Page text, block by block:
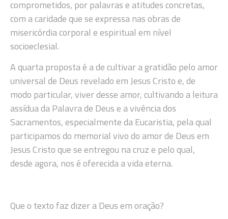
comprometidos, por palavras e atitudes concretas,
com a caridade que se expressa nas obras de
misericórdia corporal e espiritual em nível
socioeclesial.
A quarta proposta é a de cultivar a gratidão pelo amor
universal de Deus revelado em Jesus Cristo e, de
modo particular, viver desse amor, cultivando a leitura
assídua da Palavra de Deus e a vivência dos
Sacramentos, especialmente da Eucaristia, pela qual
participamos do memorial vivo do amor de Deus em
Jesus Cristo que se entregou na cruz e pelo qual,
desde agora, nos é oferecida a vida eterna.
Que o texto faz dizer a Deus em oração?